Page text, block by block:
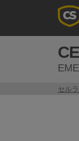
セル